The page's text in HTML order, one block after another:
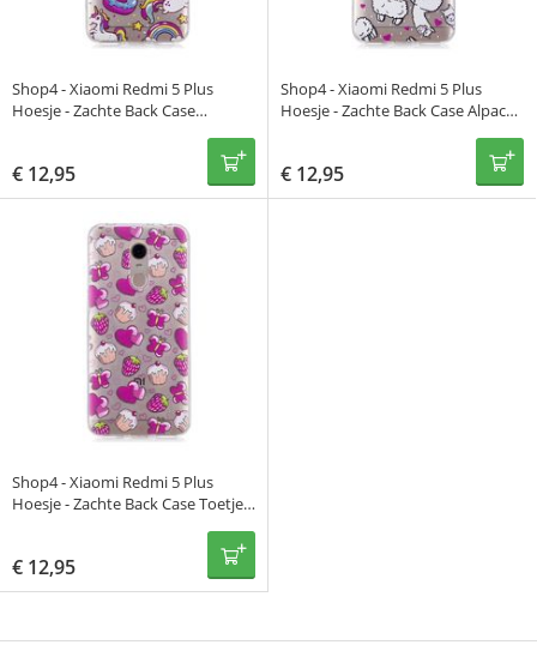
Shop4 - Xiaomi Redmi 5 Plus
Hoesje - Zachte Back Case
€ 12,95
Shop4 - Xiaomi Redmi 5 Plus
Hoesje - Zachte Back Case Alpaca
€ 12,95
Shop4 - Xiaomi Redmi 5 Plus
Hoesje - Zachte Back Case Toetjes
€ 12,95